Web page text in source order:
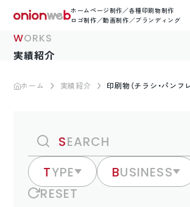
ホームページ制作／各種印刷物制作
ロゴ制作／動画制作／ブランディング
ECサイト（通販）制作
LP（ランディングページ）制作
WORKS
実績紹介
ホーム 実績紹介 印刷物（チラシ・パンフ
SEARCH
TYPE
BUSINESS
RESET